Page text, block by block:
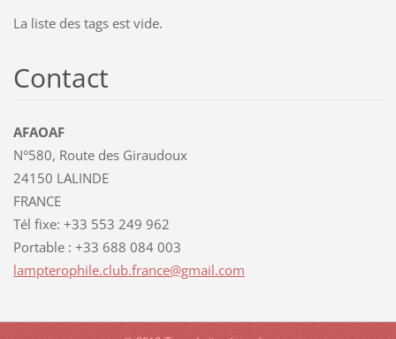
La liste des tags est vide.
Contact
AFAOAF
N°580, Route des Giraudoux
24150 LALINDE
FRANCE
Tél fixe: +33 553 249 962
Portable : +33 688 084 003
lampterophile.club.france@gmail.com